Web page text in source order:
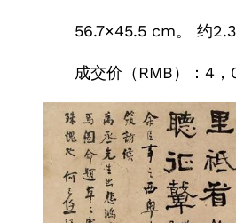
56.7×45.5 cm。 约2.3
成交价（RMB）：4，